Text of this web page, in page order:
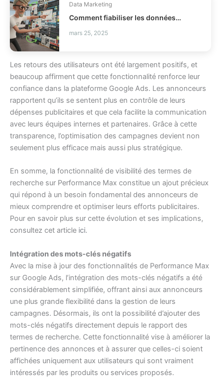
Data Marketing
Comment fiabiliser les données client Braze ?
mars 25, 2025
Les retours des utilisateurs ont été largement positifs, et
beaucoup affirment que cette fonctionnalité renforce leur
confiance dans la plateforme Google Ads. Les annonceurs
rapportent qu’ils se sentent plus en contrôle de leurs
dépenses publicitaires et que cela facilite la communication
avec leurs équipes internes et partenaires. Grâce à cette
transparence, l’optimisation des campagnes devient non
seulement plus efficace mais aussi plus stratégique.
En somme, la fonctionnalité de visibilité des termes de
recherche sur Performance Max constitue un ajout précieux
qui répond à un besoin fondamental des annonceurs de
mieux comprendre et optimiser leurs efforts publicitaires.
Pour en savoir plus sur cette évolution et ses implications,
consultez cet article ici.
Intégration des mots-clés négatifs
Avec la mise à jour des fonctionnalités de Performance Max
sur Google Ads, l’intégration des mots-clés négatifs a été
considérablement simplifiée, offrant ainsi aux annonceurs
une plus grande flexibilité dans la gestion de leurs
campagnes. Désormais, ils ont la possibilité d’ajouter des
mots-clés négatifs directement depuis le rapport des
termes de recherche. Cette fonctionnalité vise à améliorer la
pertinence des annonces et à assurer que celles-ci soient
affichées uniquement aux utilisateurs qui sont vraiment
intéressés par les produits ou services proposés.